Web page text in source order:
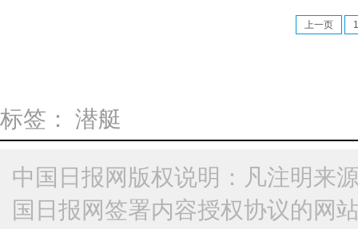
上一页 1
标签： 潜艇
中国日报网版权说明：凡注明来
国日报网签署内容授权协议的网